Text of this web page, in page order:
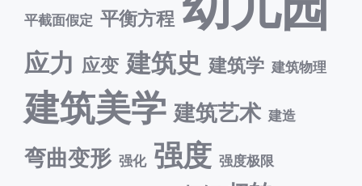
平截面假定 平衡方程
应力 应变 建筑史 建筑学 建筑物理
建筑美学 建筑艺术 建造
弯曲变形 强化 强度 强度极限